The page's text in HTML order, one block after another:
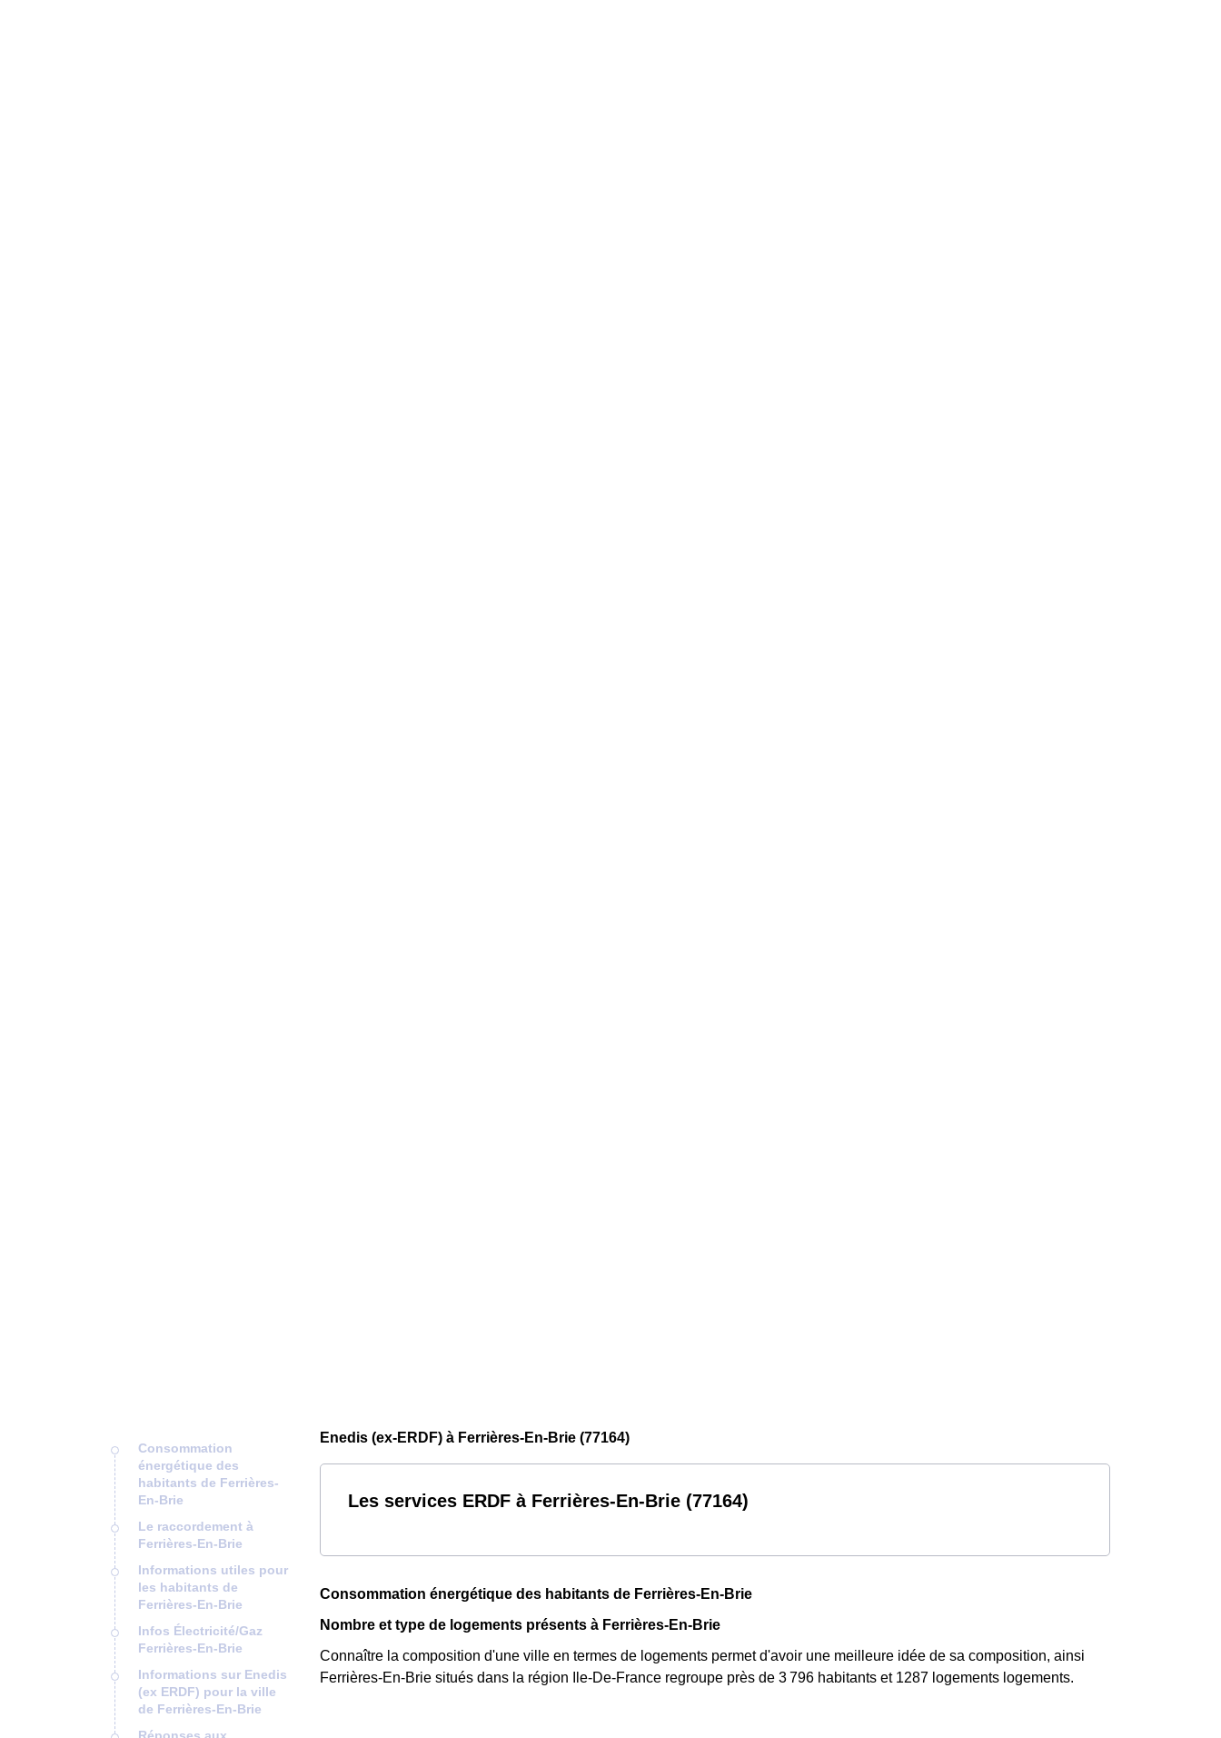
Consommation
énergétique des
habitants de Ferrières-
En-Brie
Le raccordement à
Ferrières-En-Brie
Informations utiles pour
les habitants de
Ferrières-En-Brie
Infos Électricité/Gaz
Ferrières-En-Brie
Informations sur Enedis
(ex ERDF) pour la ville
de Ferrières-En-Brie
Enedis (ex-ERDF) à Ferrières-En-Brie (77164)
Les services ERDF à Ferrières-En-Brie (77164)
Consommation énergétique des habitants de Ferrières-En-Brie
Nombre et type de logements présents à Ferrières-En-Brie
Connaître la composition d'une ville en termes de logements permet d'avoir une meilleure idée de sa composition, ainsi
Ferrières-En-Brie situés dans la région Ile-De-France regroupe près de 3 796 habitants et 1287 logements logements.